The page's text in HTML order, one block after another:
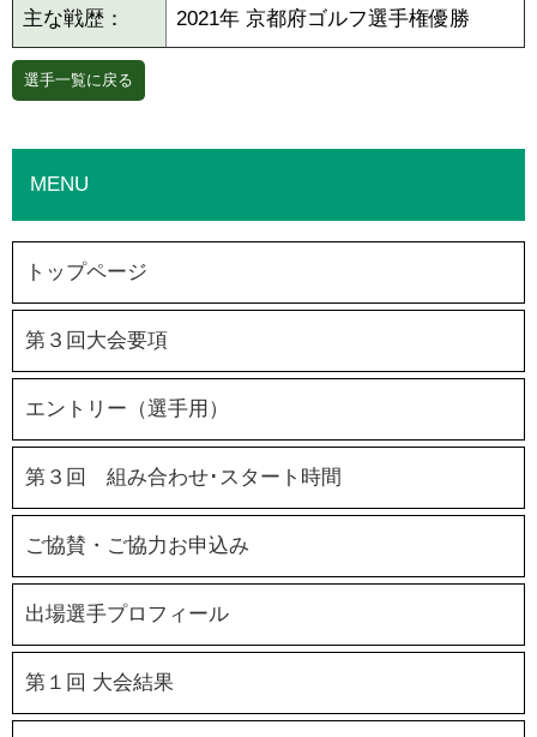
MENU
トップページ
第３回大会要項
エントリー（選手用）
第３回 組み合わせ･スタート時間
ご協賛・ご協力お申込み
出場選手プロフィール
第１回 大会結果
主な戦歴： 2021年 京都府ゴルフ選手権優勝
選手一覧に戻る